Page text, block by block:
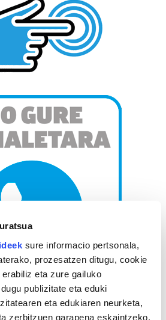
sure informacio pertsonala,
prozesatzen ditugu, cookie
eta zure gailuko
publizitate eta eduki
eta edukiaren neurketa,
zerbitzuen garapena eskaintzeko.
AGENDA